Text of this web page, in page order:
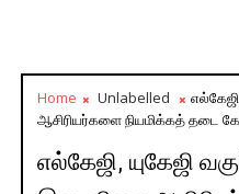
Home Unlabelled
ஆசிரியர்களை நியமிக்கத் தடை
எல்கேஜி, யுகேஜி